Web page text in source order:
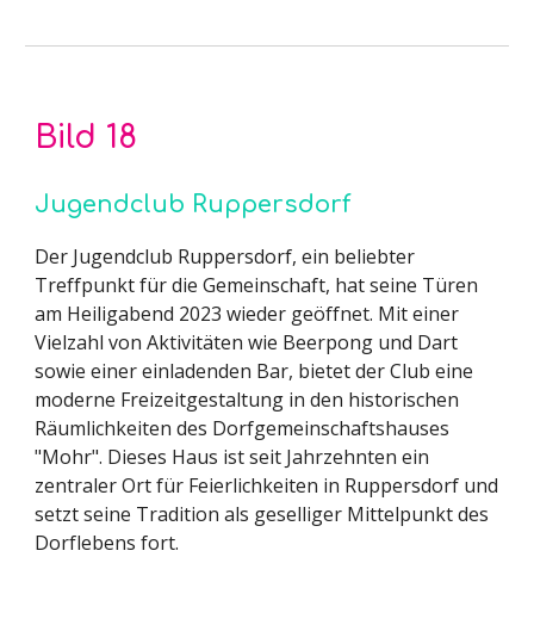
Bild 18
Jugendclub Ruppersdorf
Der Jugendclub Ruppersdorf, ein beliebter
Treffpunkt für die Gemeinschaft, hat seine Türen
am Heiligabend 2023 wieder geöffnet. Mit einer
Vielzahl von Aktivitäten wie Beerpong und Dart
sowie einer einladenden Bar, bietet der Club eine
moderne Freizeitgestaltung in den historischen
Räumlichkeiten des Dorfgemeinschaftshauses
"Mohr". Dieses Haus ist seit Jahrzehnten ein
zentraler Ort für Feierlichkeiten in Ruppersdorf und
setzt seine Tradition als geselliger Mittelpunkt des
Dorflebens fort.